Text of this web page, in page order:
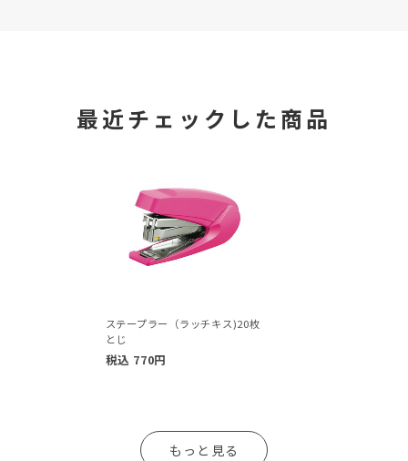
最近チェックした商品
ステープラー（ラッチキス)20枚
とじ
税込 770円
もっと見る